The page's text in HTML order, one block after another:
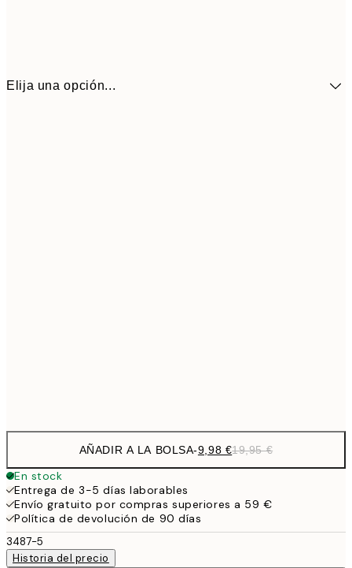
Elija una opción...
AÑADIR A LA BOLSA-9,98 €19,95 €
En stock
Entrega de 3-5 días laborables
Envío gratuito por compras superiores a 59 €
Política de devolución de 90 días
3487-5
Historia del precio